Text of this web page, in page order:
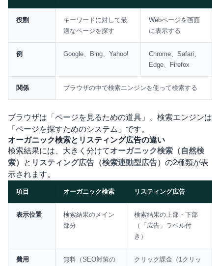
役割
キーワードに対して最
適なページを探す
Webページを画面
に表示する
例 Google、Bing、Yahoo!
Chrome、Safari、
Edge、Firefox
関係 ブラウザの中で検索エンジンを使って検索する
ブラウザは「ページを見るための道具」、検索エンジンは
「ページを探すためのシステム」です。
オーガニック検索とリスティング広告の違い
検索結果には、大きく分けてオーガニック検索（自然検
索）
と リスティング広告（検索連動型広告） の2種類が表
示されます。
項目 オーガニック検索 リスティング広告
表示位置
検索結果のメイン
部分
検索結果の上部・下部
（「広告」ラベル付
き）
費用
無料（SEO対策の
クリック課金（1クリッ